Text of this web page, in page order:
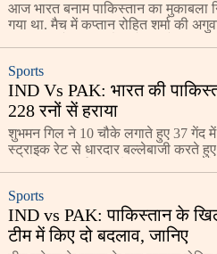
आज भारत बनाम पाकिस्‍तान का मुकाबला
गया था. मैच में कप्तान रोहित शर्मा की
Sports
IND Vs PAK: भारत की
228 रनों सें हराया
शुभमन गिल ने 10 चौके लगाते हुए 37 गेंद
स्ट्राइक रेट से धारदार बल्लेबाजी करते
Sports
IND vs PAK: पाकिस्तान के
टीम में किए दो बदलाव, जानिए